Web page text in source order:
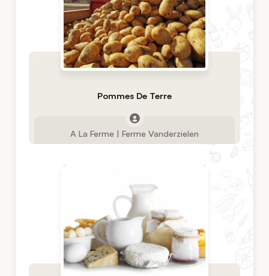
Pommes De Terre
A La Ferme | Ferme Vanderzielen